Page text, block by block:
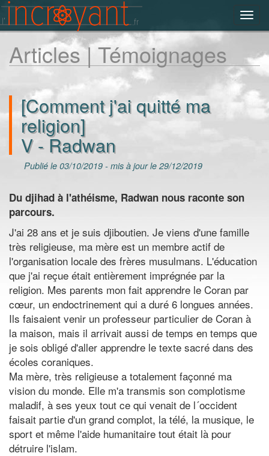
Articles | Témoignages
[Comment j'ai quitté ma
religion]
V - Radwan
Publié le 03/10/2019 - mis à jour le 29/12/2019
Du djihad à l'athéisme, Radwan nous raconte son
parcours.
J'ai 28 ans et je suis djiboutien. Je viens d'une famille
très religieuse, ma mère est un membre actif de
l'organisation locale des frères musulmans. L'éducation
que j'ai reçue était entièrement imprégnée par la
religion. Mes parents mon fait apprendre le Coran par
cœur, un endoctrinement qui a duré 6 longues années.
Ils faisaient venir un professeur particulier de Coran à
la maison, mais il arrivait aussi de temps en temps que
je sois obligé d'aller apprendre le texte sacré dans des
écoles coraniques.
Ma mère, très religieuse a totalement façonné ma
vision du monde. Elle m'a transmis son complotisme
maladif, à ses yeux tout ce qui venait de l´occident
faisait partie d'un grand complot, la télé, la musique, le
sport et même l'aide humanitaire tout était là pour
détruire l'islam.